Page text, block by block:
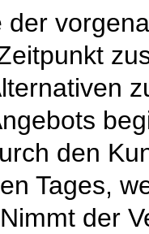
der
den
Tages,
der